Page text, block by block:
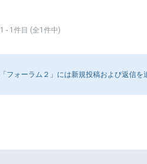
- 1件目 (全1件中)
フォーラム２」には新規投稿および返信を